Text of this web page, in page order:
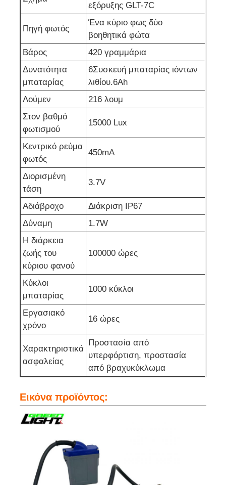
Επαναφορτιζόμενα λαμπτήρες καπάκις
υπόγεια λαμπτήρα καλώδιο χωρίς καπάκι
Φώτα εξόρυξης άνθρακα
Φώτα κεφαλής ανθρακωρύχων
Αεροπορικά φώτα
Φωτοβολταϊκό ασφαλή από έκρηξη
Βιομηχανικό φως LED
Σχάρα φορτιστή
Υπόγεια ορυχεία
Καυτά πωλώντας προϊόντα
οδηγημένο προειδοποιώντας φως
Φορητή παροχή ηλεκτρικού ρεύματος ενεργειακής
LED High Bay Light
εξόρυξης GLT-7C
Πηγή φωτός
Ένα κύριο φως δύο
βοηθητικά φώτα
Βάρος
420 γραμμάρια
Δυνατότητα
μπαταρίας
6Συσκευή μπαταρίας ιόντων
λιθίου.6Ah
Λούμεν
216 λουμ
Στον βαθμό
φωτισμού
15000 Lux
Κεντρικό ρεύμα
φωτός
450mA
Διορισμένη
τάση
3.7V
Αδιάβροχο
Διάκριση IP67
Δύναμη
1.7W
Η διάρκεια
ζωής του
κύριου φανού
100000 ώρες
Κύκλοι
μπαταρίας
1000 κύκλοι
Εργασιακό
χρόνο
16 ώρες
Χαρακτηριστικά
ασφαλείας
Προστασία από
υπερφόρτιση, προστασία
από βραχυκύκλωμα
Εικόνα προϊόντος: